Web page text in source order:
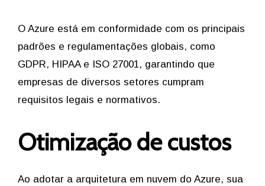
O Azure está em conformidade com os principais
padrões e regulamentações globais, como
GDPR, HIPAA e ISO 27001, garantindo que
empresas de diversos setores cumpram
requisitos legais e normativos.
Otimização de custos
Ao adotar a arquitetura em nuvem do Azure, sua